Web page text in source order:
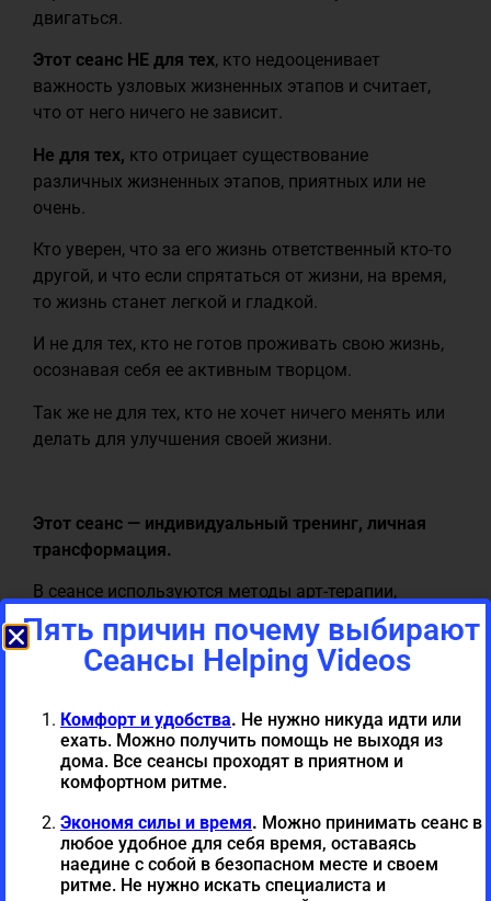
двигаться.
Этот сеанс НЕ для тех, кто недооценивает
важность узловых жизненных этапов и считает,
что от него ничего не зависит.
Не для тех, кто отрицает существование
различных жизненных этапов, приятных или не
очень.
Кто уверен, что за его жизнь ответственный кто-то
другой, и что если спрятаться от жизни, на время,
то жизнь станет легкой и гладкой.
И не для тех, кто не готов проживать свою жизнь,
осознавая себя ее активным творцом.
Так же не для тех, кто не хочет ничего менять или
делать для улучшения своей жизни.
Этот сеанс — индивидуальный тренинг, личная
трансформация.
В сеансе используются методы арт-терапии,
глубинный ассоциативный анализ, архетипические
образы-символы, телесно ориентированные
практики, самопрограммирования и проживание
Вначале, с помощью изобразительных средств и
глубинного погружения в свой мир, можно будет
понять свои истинные чувства и мысли о
происходящем в своей жизни, понять их без
оценки, разрешить им проявиться, как в чувствах
и мыслях, так и физически на бумаге в виде
образа.
Пять причин почему выбирают
Сеансы Helping Videos
Комфорт и удобства. Не нужно никуда идти или
ехать. Можно получить помощь не выходя из
дома. Все сеансы проходят в приятном и
комфортном ритме.
Экономя силы и время. Можно принимать сеанс в
любое удобное для себя время, оставаясь
наедине с собой в безопасном месте и своем
ритме. Не нужно искать специалиста и